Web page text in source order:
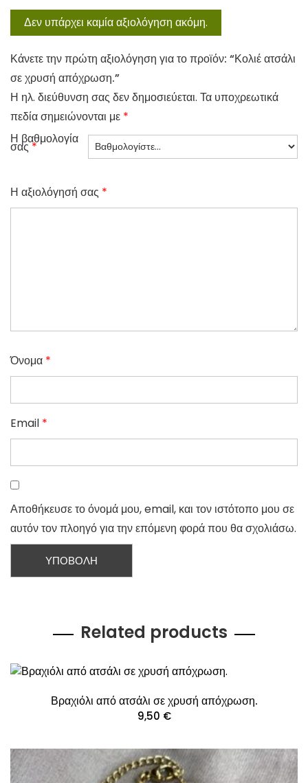
Δεν υπάρχει καμία αξιολόγηση ακόμη.
Κάνετε την πρώτη αξιολόγηση για το προϊόν: “Κολιέ ατσάλι
σε χρυσή απόχρωση.”
Η ηλ. διεύθυνση σας δεν δημοσιεύεται. Τα υποχρεωτικά
πεδία σημειώνονται με *
Η βαθμολογία
σας*
Η αξιολόγησή σας *
Όνομα *
Email *
Αποθήκευσε το όνομά μου, email, και τον ιστότοπο μου σε
αυτόν τον πλοηγό για την επόμενη φορά που θα σχολιάσω.
Related products
Βραχιόλι από ατσάλι σε χρυσή απόχρωση.
9,50 €